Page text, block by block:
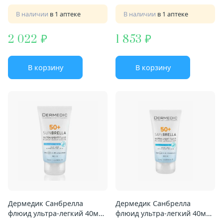
В наличии в 1 аптеке
2 022
В корзину
В наличии в 1 аптеке
1 853
В корзину
Дермедик Санбрелла
флюид ультра-легкий 40мл
Дермедик Санбрелла
флюид ультра-легкий 40мл